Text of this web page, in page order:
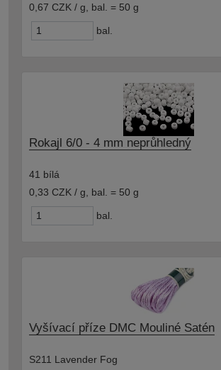
0,67 CZK / g
bal. = 50 g
bal.
Rokajl 6/0 - 4 mm neprůhledný
41 bílá
0,33 CZK / g
bal. = 50 g
bal.
Vyšívací příze DMC Mouliné Satén
S211 Lavender Fog